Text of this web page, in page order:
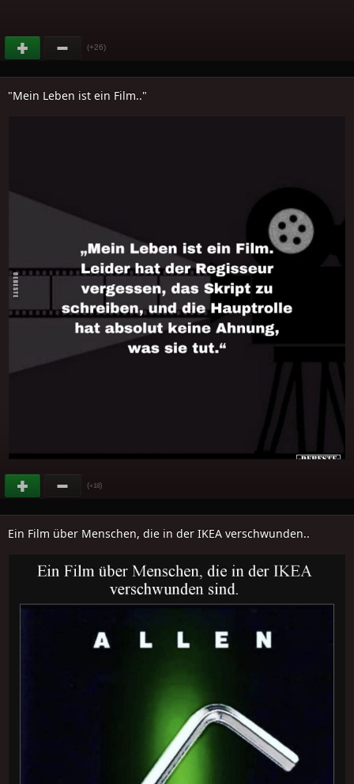
(+26)
"Mein Leben ist ein Film.."
(+18)
Ein Film über Menschen, die in der IKEA verschwunden..